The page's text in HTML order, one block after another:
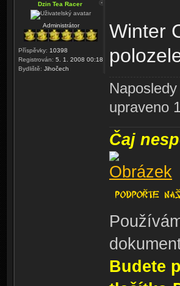
Dzin Tea Racer
Administrátor
Příspěvky: 10398
Registrován: 5. 1. 2008 00:18
Bydliště: Jihočech
Winter
upraveno 1
Čaj
Budete